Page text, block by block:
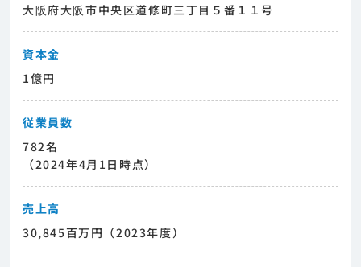
大阪府大阪市中央区道修町三丁目５番１１号
資本金
1億円
従業員数
782名
（2024年4月1日時点）
売上高
30,845百万円（2023年度）